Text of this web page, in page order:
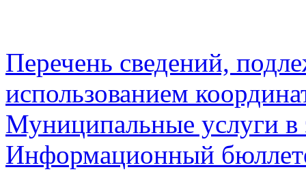
Перечень сведений,
использованием
Муниципальные услуги в
Информационный